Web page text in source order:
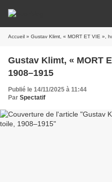
Accueil » Gustav Klimt, « MORT ET VIE »,
Gustav Klimt, « MORT
1908–1915
Publié le 14/11/2025 à 11:44
Par Spectatif